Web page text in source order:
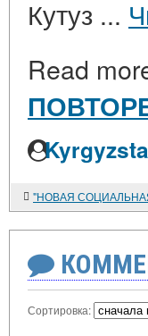
Кутуз ...
Read
Сортировка: